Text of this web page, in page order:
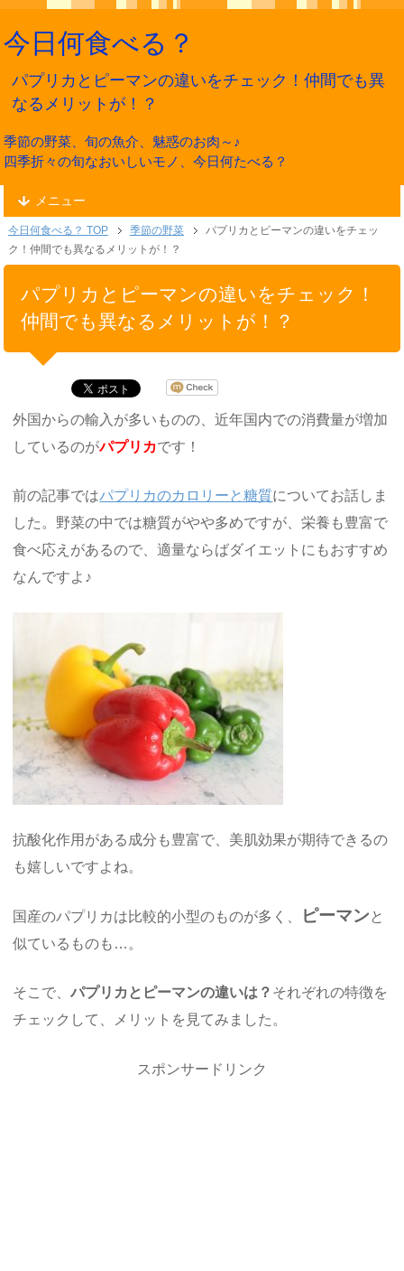
今日何食べる？
パプリカとピーマンの違いをチェック！仲間でも異
なるメリットが！？
季節の野菜、旬の魚介、魅惑のお肉～♪
四季折々の旬なおいしいモノ、今日何たべる？
メニュー
今日何食べる？ TOP 季節の野菜
パプリカとピーマンの違いをチェッ
ク！仲間でも異なるメリットが！？
パプリカとピーマンの違いをチェック！
仲間でも異なるメリットが！？
外国からの輸入が多いものの、近年国内での消費量が増加
しているのがパプリカです！
前の記事ではパプリカのカロリーと糖質についてお話しま
した。野菜の中では糖質がやや多めですが、栄養も豊富で
食べ応えがあるので、適量ならばダイエットにもおすすめ
なんですよ♪
抗酸化作用がある成分も豊富で、美肌効果が期待できるの
も嬉しいですよね。
国産のパプリカは比較的小型のものが多く、 ピーマン と
似ているものも…。
そこで、パプリカとピーマンの違いは？ それぞれの特徴を
チェックして、メリットを見てみました。
スポンサードリンク